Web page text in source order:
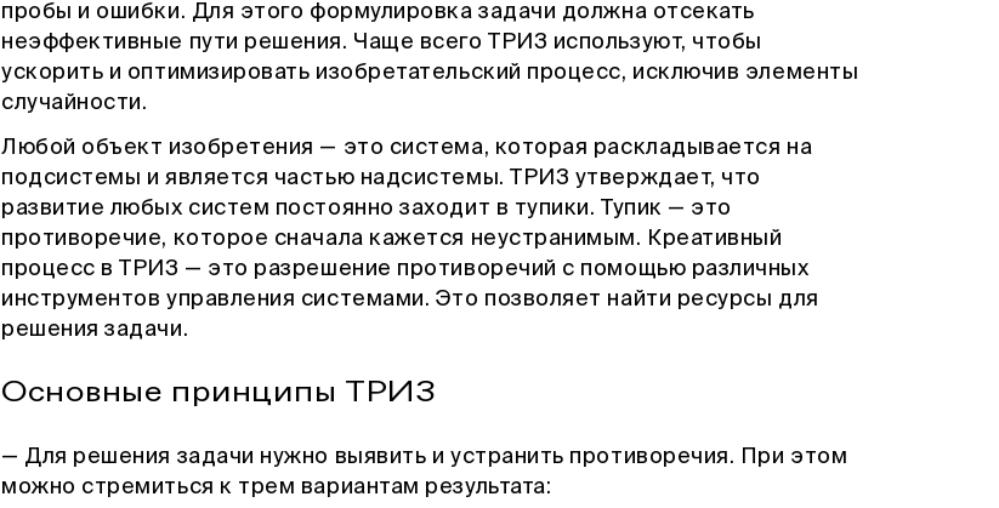
пробы и ошибки. Для этого формулировка задачи должна отсекать
неэффективные пути решения. Чаще всего ТРИЗ используют, чтобы
ускорить и оптимизировать изобретательский процесс, исключив элементы
случайности.
Любой объект изобретения — это система, которая раскладывается на
подсистемы и является частью надсистемы. ТРИЗ утверждает, что
развитие любых систем постоянно заходит в тупики. Тупик — это
противоречие, которое сначала кажется неустранимым. Креативный
процесс в ТРИЗ — это разрешение противоречий с помощью различных
инструментов управления системами. Это позволяет найти ресурсы для
решения задачи.
Основные принципы ТРИЗ
— Для решения задачи нужно выявить и устранить противоречия. При этом
можно стремиться к трем вариантам результата: